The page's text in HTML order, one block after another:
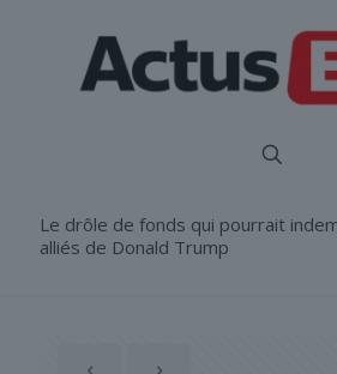
Le drôle de fonds qui pourrait
alliés de Donald Trump